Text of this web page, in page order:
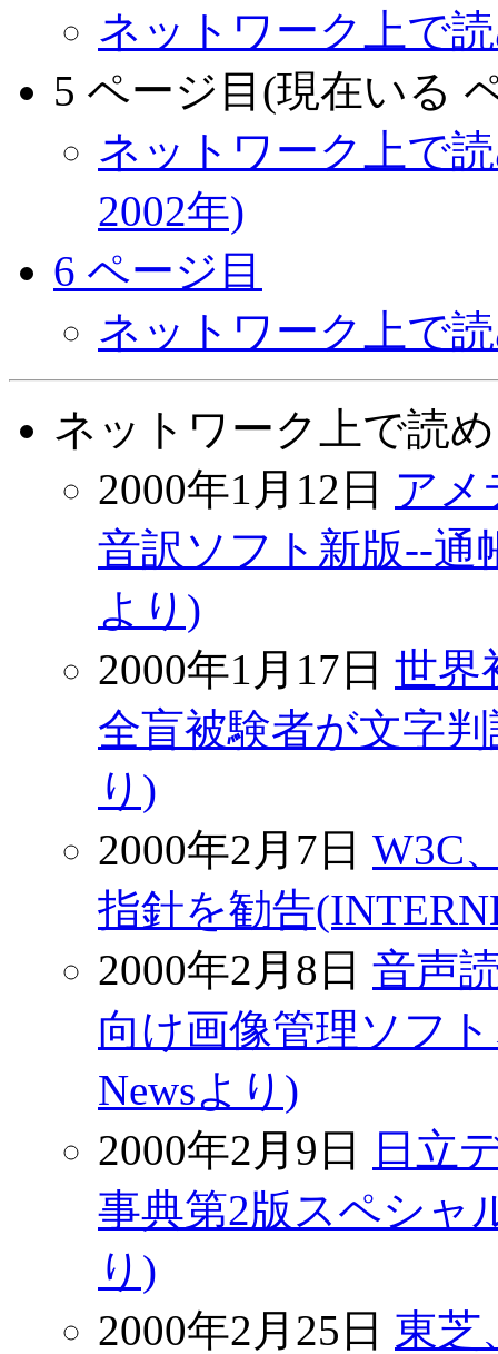
ネットワーク上で
5 ページ目(現在いる
ネットワーク上で
2002年)
6 ページ目
ネットワーク上で
ネットワーク上で読
2000年1月12日 アメ
音訳ソフト新版--通
より)
2000年1月17日 世界
全盲被験者が文字
り)
2000年2月7日 W3C
指針を勧告
2000年2月8日 音声
向け画像管理ソフ
Newsより)
2000年2月9日
日立
事典第2版スペシャ
り)
2000年2月25日 東芝